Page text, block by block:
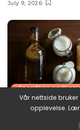
July 9, 2026
Spesifikke og
Kombucha, kefir
Vår nettside
opplevelse.